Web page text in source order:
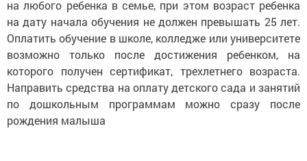
на любого ребенка в семье, при этом возраст ребенка
на дату начала обучения не должен превышать 25 лет.
Оплатить обучение в школе, колледже или университете
возможно только после достижения ребенком, на
которого получен сертификат, трехлетнего возраста.
Направить средства на оплату детского сада и занятий
по дошкольным программам можно сразу после
рождения малыша